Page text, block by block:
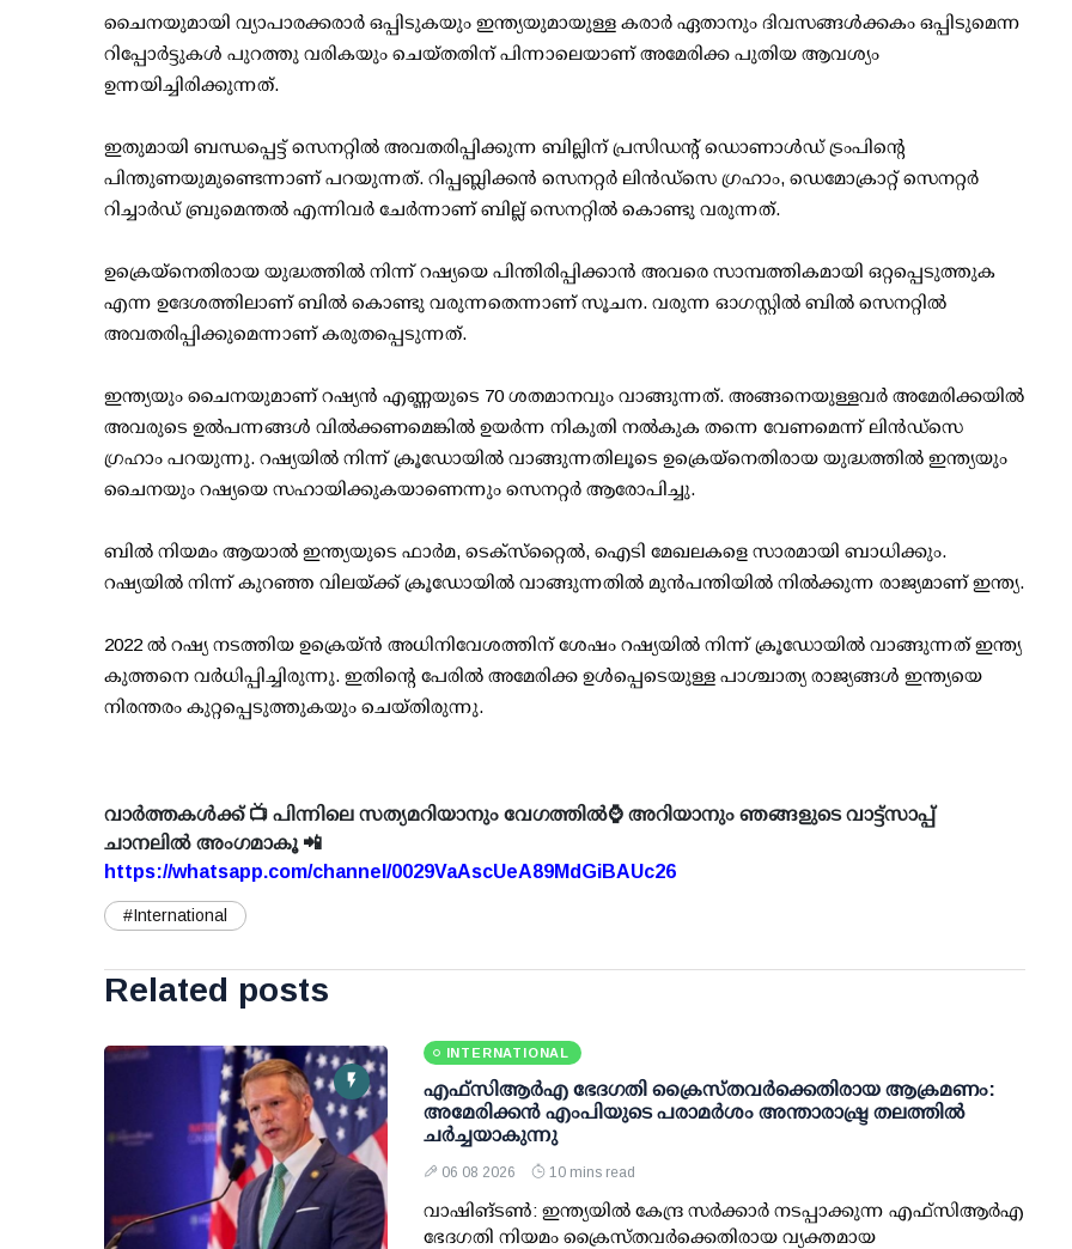
ചൈനയുമായി വ്യാപാരക്കരാര്‍ ഒപ്പിടുകയും ഇന്ത്യയുമായുള്ള കരാര്‍ ഏതാനും ദിവസങ്ങള്‍ക്കകം ഒപ്പിടുമെന്ന
റിപ്പോര്‍ട്ടുകള്‍ പുറത്തു വരികയും ചെയ്തതിന് പിന്നാലെയാണ് അമേരിക്ക പുതിയ ആവശ്യം
ഉന്നയിച്ചിരിക്കുന്നത്.
ഇതുമായി ബന്ധപ്പെട്ട് സെനറ്റില്‍ അവതരിപ്പിക്കുന്ന ബില്ലിന് പ്രസിഡന്റ് ഡൊണാള്‍ഡ് ട്രംപിന്റെ
പിന്തുണയുമുണ്ടെന്നാണ് പറയുന്നത്. റിപ്പബ്ലിക്കന്‍ സെനറ്റര്‍ ലിന്‍ഡ്സെ ഗ്രഹാം, ഡെമോക്രാറ്റ് സെനറ്റര്‍
റിച്ചാര്‍ഡ് ബ്രുമെന്തല്‍ എന്നിവര്‍ ചേര്‍ന്നാണ് ബില്ല് സെനറ്റില്‍ കൊണ്ടു വരുന്നത്.
ഉക്രെയ്‌നെതിരായ യുദ്ധത്തില്‍ നിന്ന് റഷ്യയെ പിന്തിരിപ്പിക്കാന്‍ അവരെ സാമ്പത്തികമായി ഒറ്റപ്പെടുത്തുക
എന്ന ഉദേശത്തിലാണ് ബില്‍ കൊണ്ടു വരുന്നതെന്നാണ് സൂചന. വരുന്ന ഓഗസ്റ്റില്‍ ബില്‍ സെനറ്റില്‍
അവതരിപ്പിക്കുമെന്നാണ് കരുതപ്പെടുന്നത്.
ഇന്ത്യയും ചൈനയുമാണ് റഷ്യന്‍ എണ്ണയുടെ 70 ശതമാനവും വാങ്ങുന്നത്. അങ്ങനെയുള്ളവര്‍ അമേരിക്കയില്‍
അവരുടെ ഉല്‍പന്നങ്ങള്‍ വില്‍ക്കണമെങ്കില്‍ ഉയര്‍ന്ന നികുതി നല്‍കുക തന്നെ വേണമെന്ന് ലിന്‍ഡ്സെ
ഗ്രഹാം പറയുന്നു. റഷ്യയില്‍ നിന്ന് ക്രൂഡോയില്‍ വാങ്ങുന്നതിലൂടെ ഉക്രെയ്‌നെതിരായ യുദ്ധത്തില്‍ ഇന്ത്യയും
ചൈനയും റഷ്യയെ സഹായിക്കുകയാണെന്നും സെനറ്റര്‍ ആരോപിച്ചു.
ബില്‍ നിയമം ആയാല്‍ ഇന്ത്യയുടെ ഫാര്‍മ, ടെക്സ്‌റ്റൈല്‍, ഐടി മേഖലകളെ സാരമായി ബാധിക്കും.
റഷ്യയില്‍ നിന്ന് കുറഞ്ഞ വിലയ്ക്ക് ക്രൂഡോയില്‍ വാങ്ങുന്നതില്‍ മുന്‍പന്തിയില്‍ നില്‍ക്കുന്ന രാജ്യമാണ് ഇന്ത്യ.
2022 ല്‍ റഷ്യ നടത്തിയ ഉക്രെയ്ന്‍ അധിനിവേശത്തിന് ശേഷം റഷ്യയില്‍ നിന്ന് ക്രൂഡോയില്‍ വാങ്ങുന്നത് ഇന്ത്യ
കുത്തനെ വര്‍ധിപ്പിച്ചിരുന്നു. ഇതിന്റെ പേരില്‍ അമേരിക്ക ഉള്‍പ്പെടെയുള്ള പാശ്ചാത്യ രാജ്യങ്ങള്‍ ഇന്ത്യയെ
നിരന്തരം കുറ്റപ്പെടുത്തുകയും ചെയ്തിരുന്നു.
വാർത്തകൾക്ക് 📺 പിന്നിലെ സത്യമറിയാനും വേഗത്തിൽ⌚ അറിയാനും ഞങ്ങളുടെ വാട്ട്സാപ്പ്
ചാനലിൽ അംഗമാകൂ 📲
https://whatsapp.com/channel/0029VaAscUeA89MdGiBAUc26
#International
Related posts
INTERNATIONAL
എഫ്‌സി‌ആര്‍‌എ ഭേദഗതി ക്രൈസ്തവർക്കെതിരായ ആക്രമണം:
അമേരിക്കൻ എംപിയുടെ പരാമർശം അന്താരാഷ്ട്ര തലത്തിൽ
ചർച്ചയാകുന്നു
06 08 2026 10 mins read
വാഷിങ്ടൺ: ഇന്ത്യയിൽ കേന്ദ്ര സർക്കാർ നടപ്പാക്കുന്ന എഫ്സിആർഎ
ഭേദഗതി നിയമം ക്രൈസ്തവർക്കെതിരായ വ്യക്തമായ